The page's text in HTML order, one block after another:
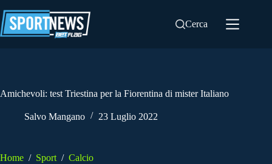
al
contenuto
Cerca
Amichevoli: test Triestina per la Fiorentina di mister Italiano
Salvo Mangano 23 Luglio 2022
Home / Sport / Calcio